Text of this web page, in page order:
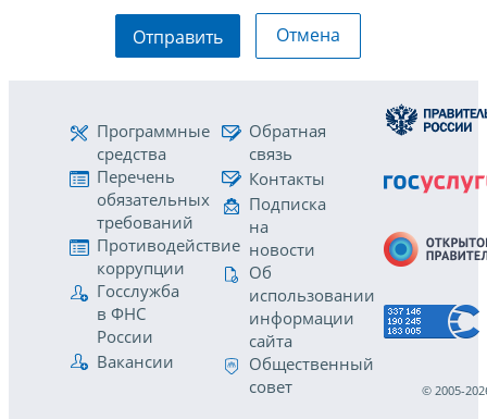
Отправить Отмена
Программные
средства
Перечень
обязательных
требований
Противодействие
коррупции
Госслужба
в ФНС
России
Вакансии
Обратная
связь
Контакты
Подписка
на
новости
Об
использовании
информации
сайта
Общественный
совет
© 2005-